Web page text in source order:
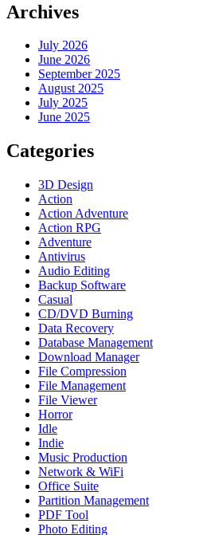
Archives
July 2026
June 2026
September 2025
August 2025
July 2025
June 2025
Categories
3D Design
Action
Action Adventure
Action RPG
Adventure
Antivirus
Audio Editing
Backup Software
Casual
CD/DVD Burning
Data Recovery
Database Management
Download Manager
File Compression
File Management
File Viewer
Horror
Idle
Indie
Music Production
Network & WiFi
Office Suite
Partition Management
PDF Tool
Photo Editing